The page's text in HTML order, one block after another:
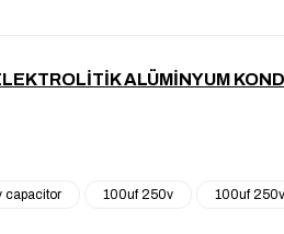
ALÜMİNYUM
capacitor 100uf 250v 100uf